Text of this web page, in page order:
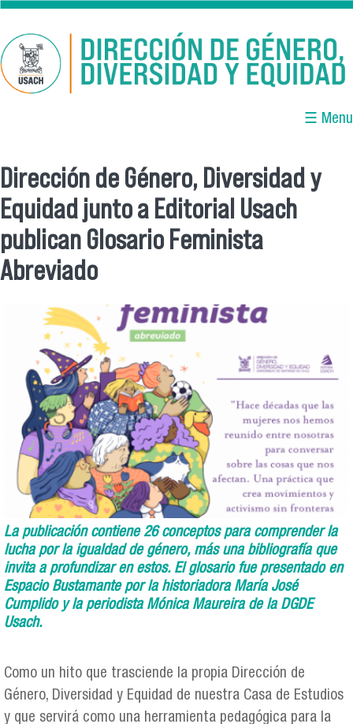
Pasar al contenido principal
☰ Menu
Se encuentra usted aquí
Dirección de Género, Diversidad y
Equidad junto a Editorial Usach
publican Glosario Feminista
Abreviado
La publicación contiene 26 conceptos para comprender la
lucha por la igualdad de género, más una bibliografía que
invita a profundizar en estos. El glosario fue presentado en
Espacio Bustamante por la historiadora María José
Cumplido y la periodista Mónica Maureira de la DGDE
Usach.
Como un hito que trasciende la propia Dirección de
Género, Diversidad y Equidad de nuestra Casa de Estudios
y que servirá como una herramienta pedagógica para la